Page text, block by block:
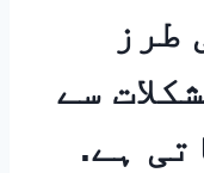
طرز
سے
ہے.